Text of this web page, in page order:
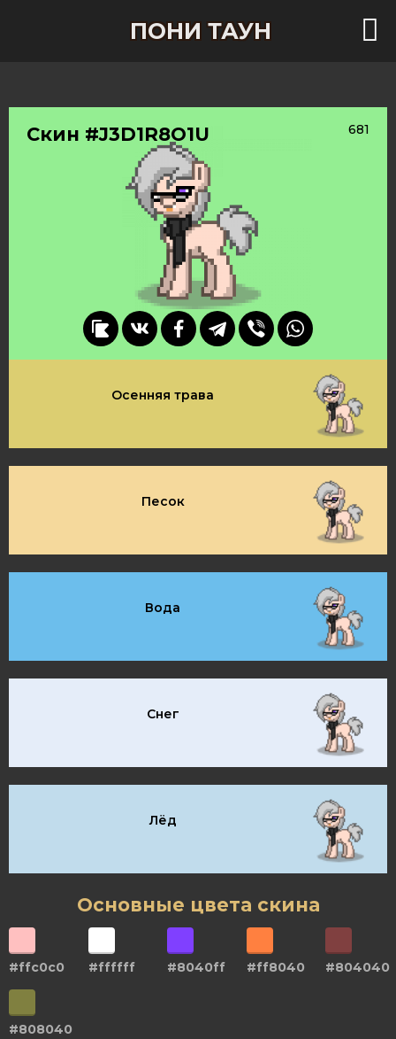
ПОНИ ТАУН
Скин #J3D1R8O1U 681
Осенняя трава
Песок
Вода
Снег
Лёд
Основные цвета скина
#ffc0c0 #ffffff #8040ff #ff8040 #804040
#808040